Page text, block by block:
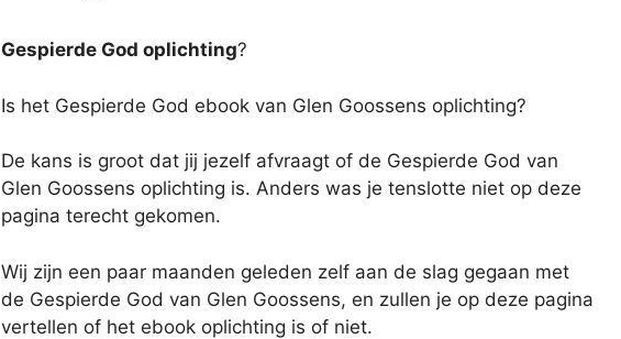
Gespierde God oplichting?
Is het Gespierde God ebook van Glen Goossens oplichting?
De kans is groot dat jij jezelf afvraagt of de Gespierde God van
Glen Goossens oplichting is. Anders was je tenslotte niet op deze
pagina terecht gekomen.
Wij zijn een paar maanden geleden zelf aan de slag gegaan met
de Gespierde God van Glen Goossens, en zullen je op deze pagina
vertellen of het ebook oplichting is of niet.